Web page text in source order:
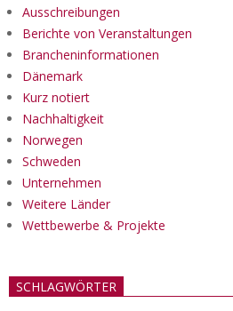
Ausschreibungen
Berichte von Veranstaltungen
Brancheninformationen
Dänemark
Kurz notiert
Nachhaltigkeit
Norwegen
Schweden
Unternehmen
Weitere Länder
Wettbewerbe & Projekte
SCHLAGWÖRTER